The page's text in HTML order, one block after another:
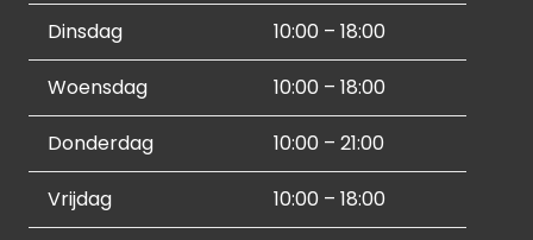
Dinsdag 10:00 – 18:00
Woensdag 10:00 – 18:00
Donderdag 10:00 – 21:00
Vrijdag 10:00 – 18:00